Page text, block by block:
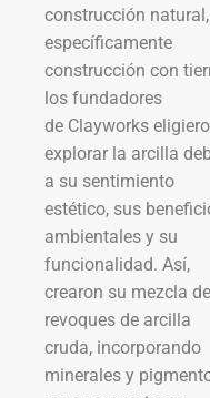
construcción natural,
específicamente
construcción con
los fundadores
de Clayworks
explorar la arcilla
a su sentimiento
estético, sus
ambientales y su
funcionalidad. Así,
crearon su mezcla de
revoques de arcilla
cruda, incorporando
minerales y